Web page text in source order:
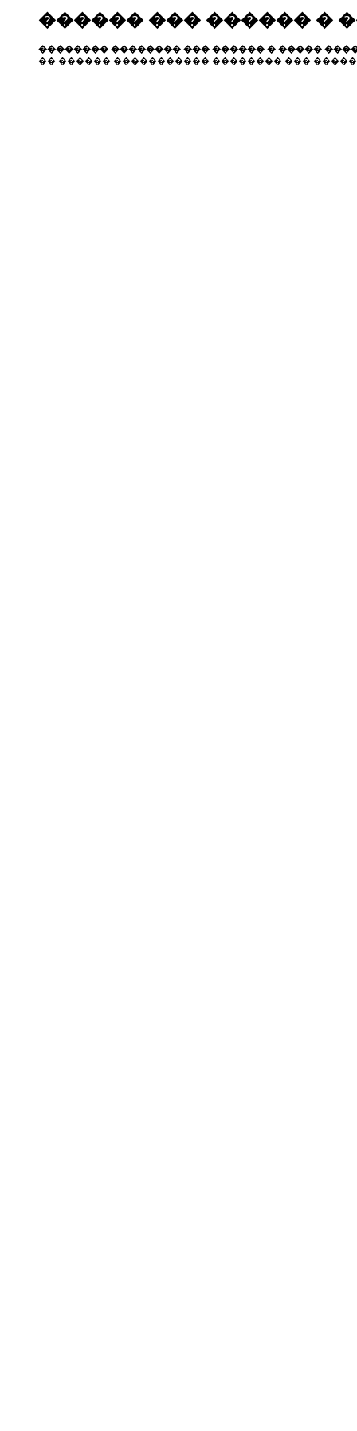
������ ��� ������ �
�������� �������� ��� ������ � �����
�� ������ ����������� �������� ���